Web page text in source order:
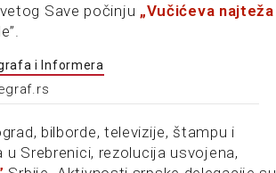
Save počinju „Vučićeva najteža
bilborde, televizije, štampu i
Srebrenici, rezolucija usvojena,